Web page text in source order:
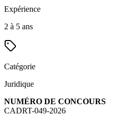
Expérience
2 à 5 ans
Catégorie
Juridique
NUMÉRO DE CONCOURS
CADRT-049-2026